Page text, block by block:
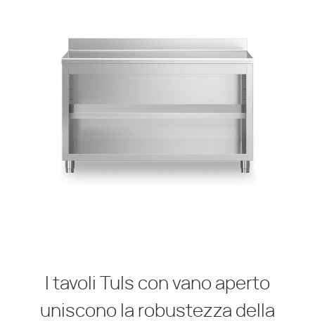
I tavoli Tuls con vano aperto
uniscono la robustezza della